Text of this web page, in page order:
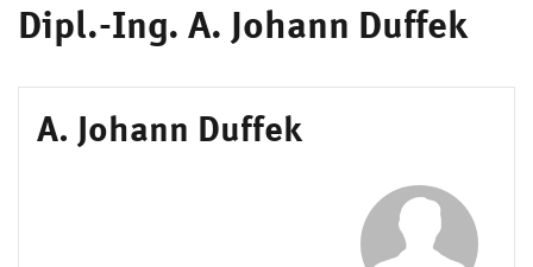
Dipl.-Ing. A. Johann Duffek
A. Johann Duffek